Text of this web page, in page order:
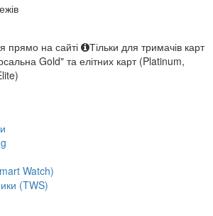
прямо на сайті
Тільки для тримачів карт
Gold" та елітних карт (Platinum,
Watch)
(TWS)